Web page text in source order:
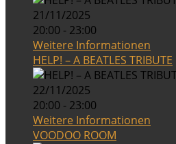
21/11/2025
20:00 - 23:00
Weitere Informationen
HELP! – A BEATLES TRIBUTE
22/11/2025
20:00 - 23:00
Weitere Informationen
VOODOO ROOM